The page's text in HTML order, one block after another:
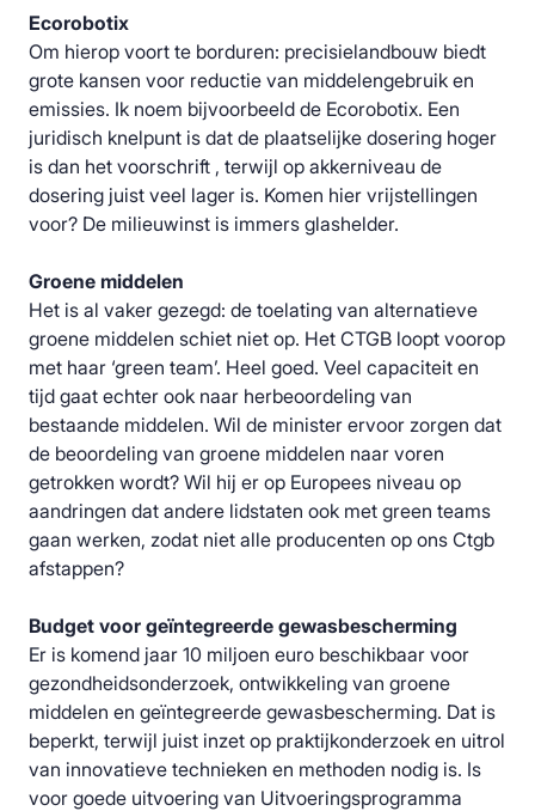
Ecorobotix
Om hierop voort te borduren: precisielandbouw biedt
grote kansen voor reductie van middelengebruik en
emissies. Ik noem bijvoorbeeld de Ecorobotix. Een
juridisch knelpunt is dat de plaatselijke dosering hoger
is dan het voorschrift , terwijl op akkerniveau de
dosering juist veel lager is. Komen hier vrijstellingen
voor? De milieuwinst is immers glashelder.
Groene middelen
Het is al vaker gezegd: de toelating van alternatieve
groene middelen schiet niet op. Het CTGB loopt voorop
met haar ‘green team’. Heel goed. Veel capaciteit en
tijd gaat echter ook naar herbeoordeling van
bestaande middelen. Wil de minister ervoor zorgen dat
de beoordeling van groene middelen naar voren
getrokken wordt? Wil hij er op Europees niveau op
aandringen dat andere lidstaten ook met green teams
gaan werken, zodat niet alle producenten op ons Ctgb
afstappen?
Budget voor geïntegreerde gewasbescherming
Er is komend jaar 10 miljoen euro beschikbaar voor
gezondheidsonderzoek, ontwikkeling van groene
middelen en geïntegreerde gewasbescherming. Dat is
beperkt, terwijl juist inzet op praktijkonderzoek en uitrol
van innovatieve technieken en methoden nodig is. Is
voor goede uitvoering van Uitvoeringsprogramma